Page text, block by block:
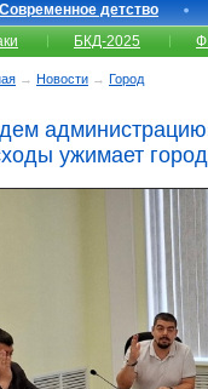
Современное детство
БКД-2025
→ Новости → Город
ужимает